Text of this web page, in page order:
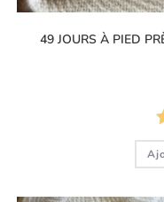
49 JOURS À PIED